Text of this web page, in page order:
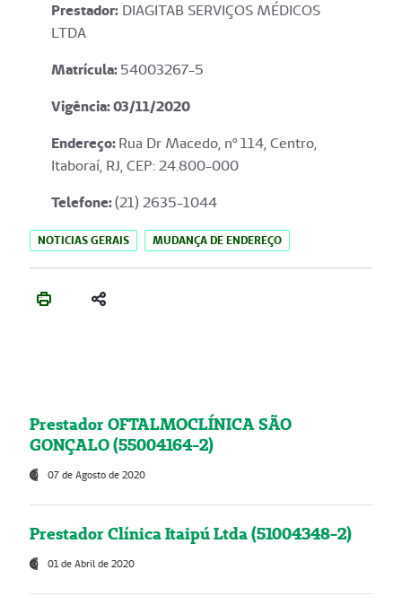
Prestador: DIAGITAB SERVIÇOS MÉDICOS
LTDA
Matrícula:54003267-5
Vigência: 03/11/2020
Endereço:Rua Dr Macedo, nº 114, Centro,
Itaboraí, RJ, CEP: 24.800-000
Telefone:(21) 2635-1044
NOTICIAS GERAIS MUDANÇA DE ENDEREÇO
Prestador OFTALMOCLÍNICA SÃO
GONÇALO (55004164-2)
07 de Agosto de 2020
Prestador Clínica Itaipú Ltda (51004348-2)
01 de Abril de 2020